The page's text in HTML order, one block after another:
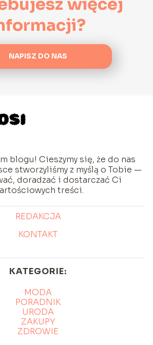
NAPISZ DO NAS
blogu! Cieszymy się, że do nas
stworzyliśmy z myślą o Tobie —
doradzać i dostarczać Ci
treści.
REDAKCJA
KONTAKT
KATEGORIE:
MODA
PORADNIK
URODA
ZAKUPY
ZDROWIE